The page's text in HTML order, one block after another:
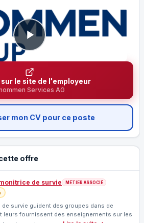
sur le site de l'employeur
Services AG
mon CV pour ce poste
offre
de survie MÉTIER ASSOCIÉ
survie guident des groupes dans de
leurs fournissent des enseignements sur les